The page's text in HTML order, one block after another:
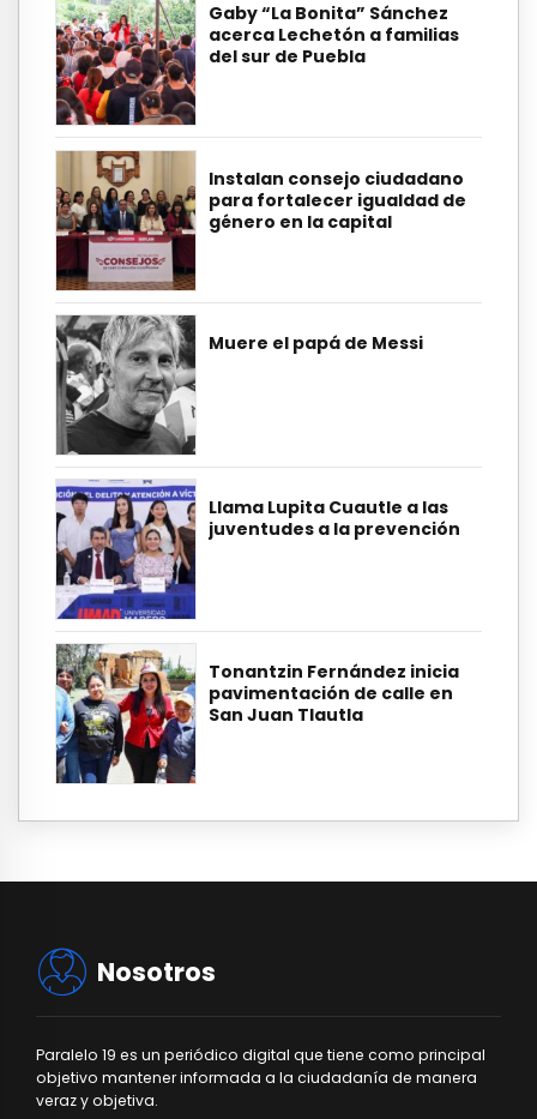
Gaby “La Bonita” Sánchez
acerca Lechetón a familias
del sur de Puebla
Instalan consejo ciudadano
para fortalecer igualdad de
género en la capital
Muere el papá de Messi
Llama Lupita Cuautle a las
juventudes a la prevención
Tonantzin Fernández inicia
pavimentación de calle en
San Juan Tlautla
Nosotros
Paralelo 19 es un periódico digital que tiene como principal
objetivo mantener informada a la ciudadanía de manera
veraz y objetiva.